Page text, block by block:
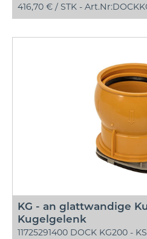
416,70 € / STK -
KG - an glattwandige
Kugelgelenk
11725291400 DOCK KG200 -